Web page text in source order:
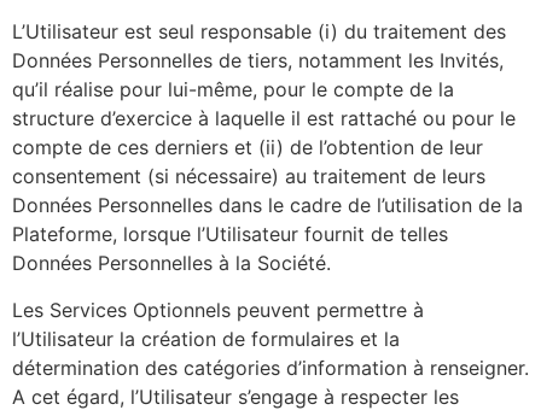
L’Utilisateur est seul responsable (i) du traitement des
Données Personnelles de tiers, notamment les Invités,
qu’il réalise pour lui-même, pour le compte de la
structure d’exercice à laquelle il est rattaché ou pour le
compte de ces derniers et (ii) de l’obtention de leur
consentement (si nécessaire) au traitement de leurs
Données Personnelles dans le cadre de l’utilisation de la
Plateforme, lorsque l’Utilisateur fournit de telles
Données Personnelles à la Société.
Les Services Optionnels peuvent permettre à
l’Utilisateur la création de formulaires et la
détermination des catégories d’information à renseigner.
A cet égard, l’Utilisateur s’engage à respecter les